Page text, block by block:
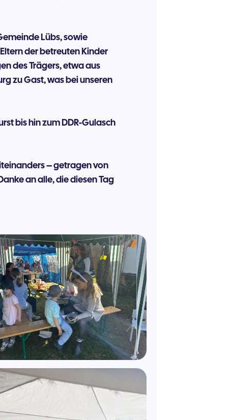
Lübs, sowie
der betreuten Kinder
des Trägers, etwa aus
zu Gast, was bei unseren
bis hin zum DDR-Gulasch
– getragen von
an alle, die diesen Tag